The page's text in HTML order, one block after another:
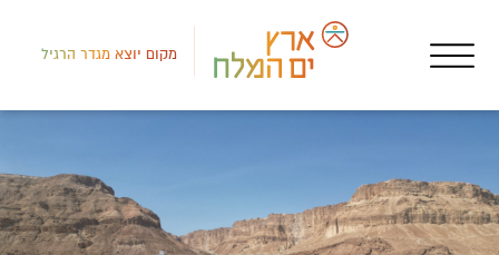
מקום יוצא מגדר הרגיל